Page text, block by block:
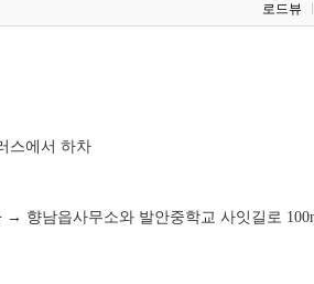
로드뷰
스에서 하차
→ 향남읍사무소와 발안중학교 사잇길로